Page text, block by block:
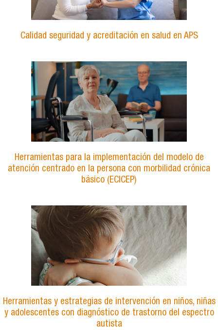
Calidad seguridad y acreditación en salud en APS
Herramientas para la implementación del modelo de
atención centrado en la persona con morbilidad crónica
básico (ECICEP)
Herramientas y estrategias de intervención en niños, niñas
y adolescentes con diagnóstico de trastorno del espectro
autista